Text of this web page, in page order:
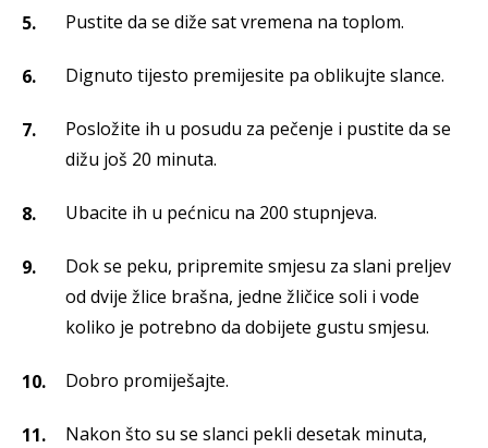
Pustite da se diže sat vremena na toplom.
Dignuto tijesto premijesite pa oblikujte slance.
Posložite ih u posudu za pečenje i pustite da se
dižu još 20 minuta.
Ubacite ih u pećnicu na 200 stupnjeva.
Dok se peku, pripremite smjesu za slani preljev
od dvije žlice brašna, jedne žličice soli i vode
koliko je potrebno da dobijete gustu smjesu.
Dobro promiješajte.
Nakon što su se slanci pekli desetak minuta,